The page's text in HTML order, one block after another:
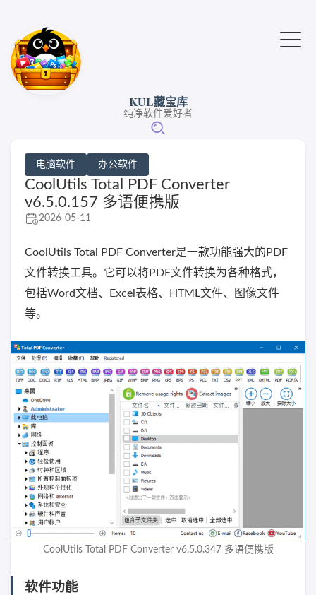
KUL藏宝库
纯净软件爱好者
电脑软件 办公软件
CoolUtils Total PDF Converter
v6.5.0.157 多语便携版
2026-05-11
CoolUtils Total PDF Converter是一款功能强大的PDF
文件转换工具。它可以将PDF文件转换为各种格式，
包括Word文档、Excel表格、HTML文件、图像文件
等。
CoolUtils Total PDF Converter v6.5.0.347 多语便携版
软件功能